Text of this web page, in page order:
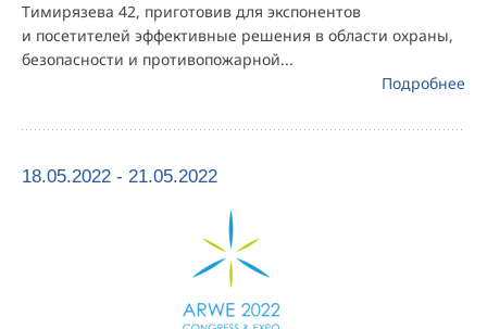
Тимирязева 42, приготовив для экспонентов
и посетителей эффективные решения в области охраны,
безопасности и противопожарной...
Подробнее
18.05.2022 - 21.05.2022